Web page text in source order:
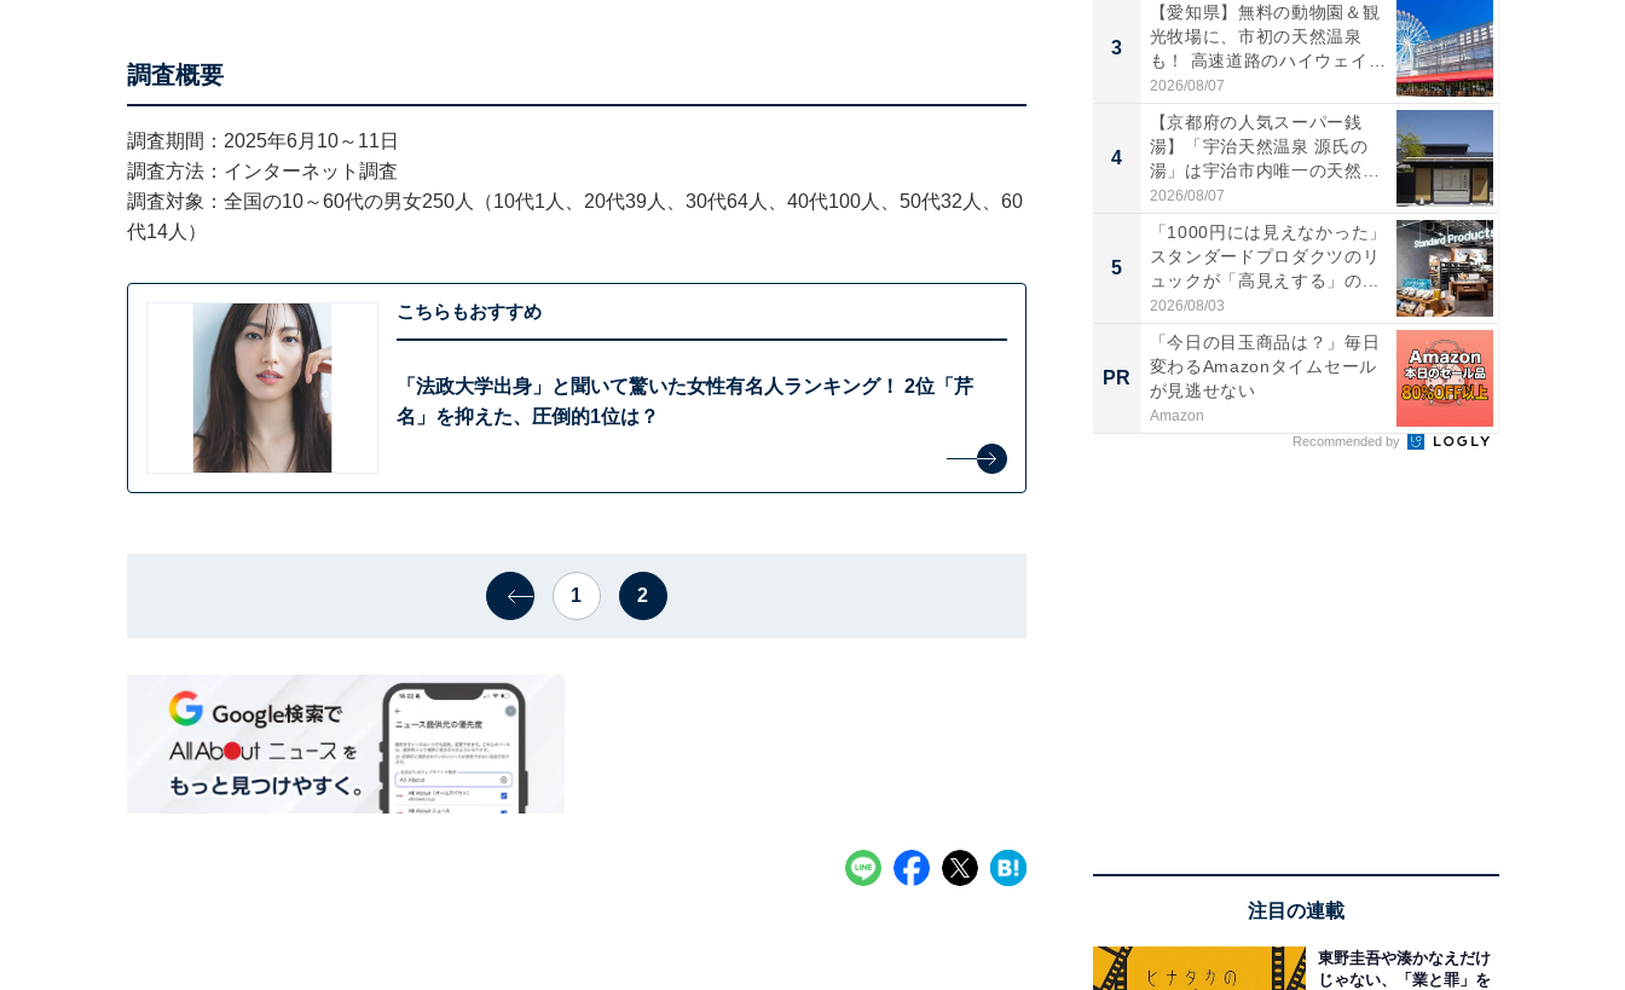
調査概要
調査期間：2025年6月10～11日
調査方法：インターネット調査
調査対象：全国の10～60代の男女250人（10代1人、20代39人、30代64人、40代100人、50代32人、60
代14人）
こちらもおすすめ
「法政大学出身」と聞いて驚いた女性有名人ランキング！ 2位「芹
名」を抑えた、圧倒的1位は？
1 2
3
【愛知県】無料の動物園＆観
光牧場に、市初の天然温泉
も！ 高速道路のハイウェイオ
ア...
2026/08/07
4
【京都府の人気スーパー銭
湯】「宇治天然温泉 源氏の
湯」は宇治市内唯一の天然温
泉と...
2026/08/07
5
「1000円には見えなかった」
スタンダードプロダクツのリ
ュックが「高見えする」の...
2026/08/03
PR
「今日の目玉商品は？」毎日
変わるAmazonタイムセール
が見逃せない
Amazon
Recommended by
注目の連載
東野圭吾や湊かなえだけ
じゃない、「業と罪」を